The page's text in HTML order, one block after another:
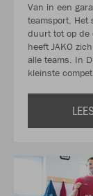
Van in een
teamsport. Het
duurt tot op de
heeft JAKO
alle teams. In
kleinste